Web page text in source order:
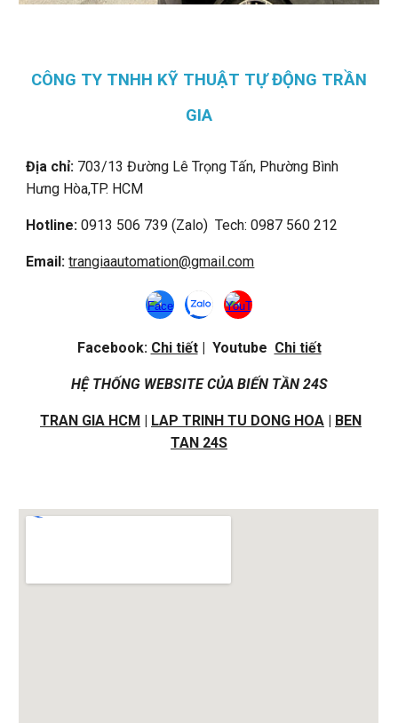
CÔNG TY TNHH KỸ THUẬT TỰ ĐỘNG TRẦN
GIA
Địa chỉ: 703/13 Đường Lê Trọng Tấn, Phường Bình
Hưng Hòa,TP. HCM
Hotline: 0913 506 739 (Zalo) Tech: 0987 560 212
Email:trangiaautomation@gmail.com
Facebook: Chi tiết| Youtube Chi tiết
HỆ THỐNG WEBSITE CỦA BIẾN TẦN 24S
TRAN GIA HCM | LAP TRINH TU DONG HOA | BEN
TAN 24S